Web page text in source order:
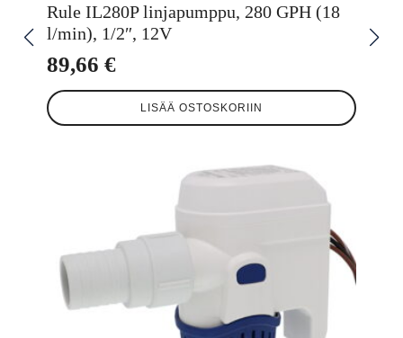
Rule IL280P linjapumppu, 280 GPH (18
l/min), 1/2″, 12V
89,66 €
LISÄÄ OSTOSKORIIN